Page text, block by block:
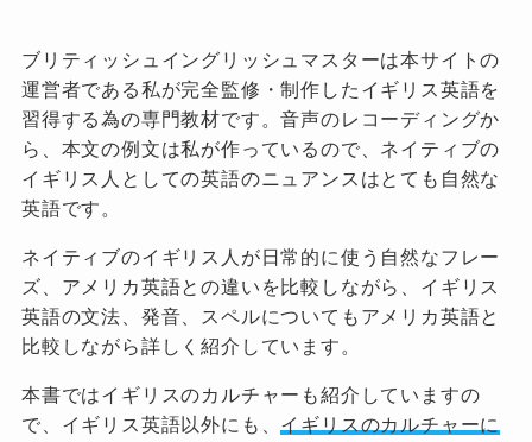
ブリティッシュイングリッシュマスターは本サイトの
運営者である私が完全監修・制作したイギリス英語を
習得する為の専門教材です。音声のレコーディングか
ら、本文の例文は私が作っているので、ネイティブの
イギリス人としての英語のニュアンスはとても自然な
英語です。
ネイティブのイギリス人が日常的に使う自然なフレー
ズ、アメリカ英語との違いを比較しながら、イギリス
英語の文法、発音、スペルについてもアメリカ英語と
比較しながら詳しく紹介しています。
本書ではイギリスのカルチャーも紹介していますの
で、イギリス英語以外にも、 イギリスのカルチャーに